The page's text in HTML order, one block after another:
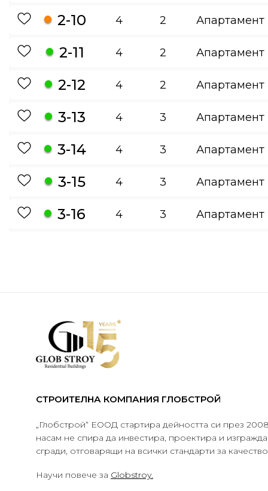
2-10 4 2 Апартамент
2-11 4 2 Апартамент
2-12 4 2 Апартамент
3-13 4 3 Апартамент
3-14 4 3 Апартамент
3-15 4 3 Апартамент
3-16 4 3 Апартамент
СТРОИТЕЛНА КОМПАНИЯ ГЛОБСТРОЙ
„Глобстрой“ ЕООД стартира дейността си през
насам не спира да инвестира, проектира и
сгради, отговарящи на всички стандарти за
Научи повече за Globstroy.